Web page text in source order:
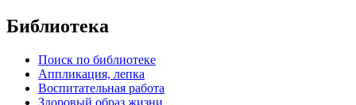
Библиотека
Поиск по библиотеке
Аппликация, лепка
Воспитательная работа
Здоровый образ жизни